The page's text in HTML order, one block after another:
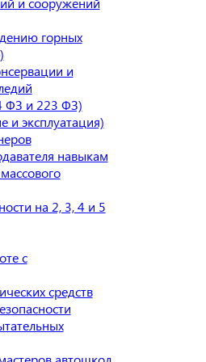
горных
и
ФЗ и 223 ФЗ)
и эксплуатация)
навыкам
на 2, 3, 4 и 5
с
средств